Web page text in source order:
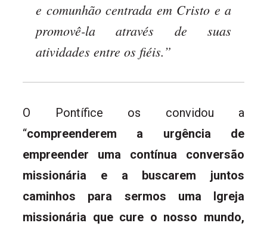
e comunhão centrada em Cristo e a
promovê-la através de suas
atividades entre os fiéis.”
O Pontífice os convidou a
“compreenderem a urgência de
empreender uma contínua conversão
missionária e a buscarem juntos
caminhos para sermos uma Igreja
missionária que cure o nosso mundo,